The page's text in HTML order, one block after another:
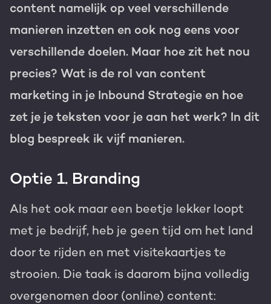
content namelijk op veel verschillende
manieren inzetten en ook nog eens voor
verschillende doelen. Maar hoe zit het nou
precies? Wat is de rol van content
marketing in je Inbound Strategie en hoe
zet je je teksten voor je aan het werk? In dit
blog bespreek ik vijf manieren.
Optie 1. Branding
Als het ook maar een beetje lekker loopt
met je bedrijf, heb je geen tijd om het land
door te rijden en met visitekaartjes te
strooien. Die taak is daarom bijna volledig
overgenomen door (online) content: